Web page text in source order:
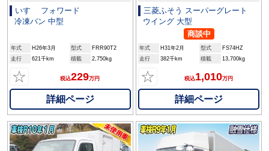
いすゞ フォワード
冷凍バン 中型
年式 H26年3月 型式
FRR90T2
走行
621千km 積載 2,750kg
☆ 税込229万円
詳細ページ
三菱ふそう スーパーグレート
ウイング 大型
商談中
年式 H31年2月 型式
FS74HZ
走行
382千km 積載 13,700kg
☆ 税込1,010万円
詳細ページ